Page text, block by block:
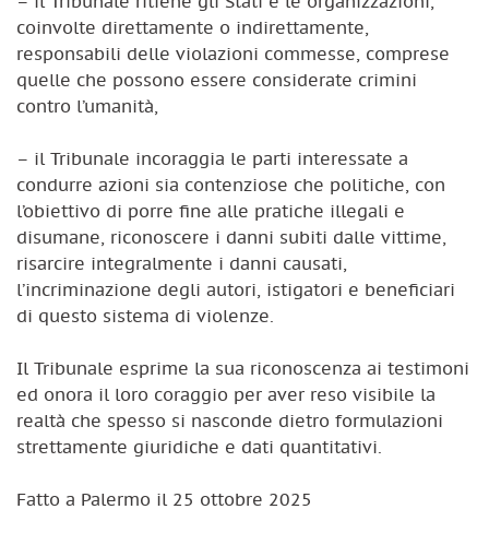
coinvolte direttamente o indirettamente,
responsabili delle violazioni commesse, comprese
quelle che possono essere considerate crimini
contro l’umanità,
– il Tribunale incoraggia le parti interessate a
condurre azioni sia contenziose che politiche, con
l’obiettivo di porre fine alle pratiche illegali e
disumane, riconoscere i danni subiti dalle vittime,
risarcire integralmente i danni causati,
l’incriminazione degli autori, istigatori e beneficiari
di questo sistema di violenze.
Il Tribunale esprime la sua riconoscenza ai testimoni
ed onora il loro coraggio per aver reso visibile la
realtà che spesso si nasconde dietro formulazioni
strettamente giuridiche e dati quantitativi.
Fatto a Palermo il 25 ottobre 2025